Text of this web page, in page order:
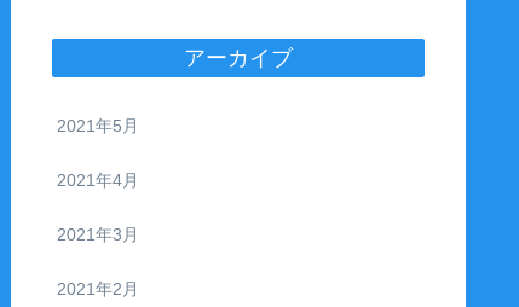
アーカイブ
2021年5月
2021年4月
2021年3月
2021年2月